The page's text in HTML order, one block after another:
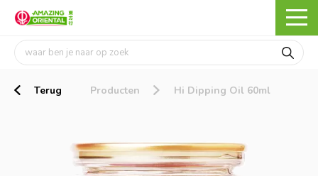
Terug Producten Hi Dipping Oil 60ml